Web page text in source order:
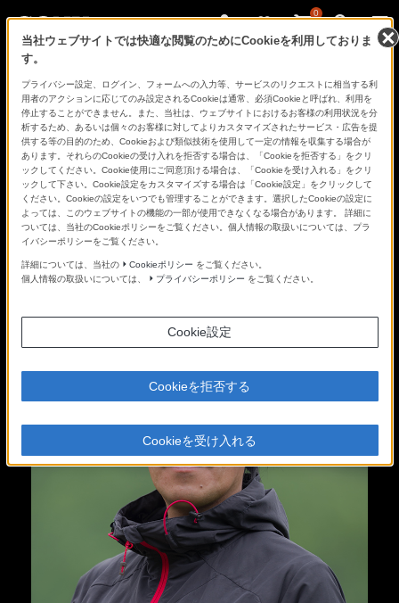
0
あ、
見
た
こ
と
の
な
い
世
界
へ。
α
Universe
PROFESSOR
プロフェッサー
当社ウェブサイトでは快適な閲覧のためにCookieを利用しておりま
す。
プライバシー設定、ログイン、フォームへの入力等、サービスのリクエストに相当する利
用者のアクションに応じてのみ設定されるCookieは通常、必須Cookieと呼ばれ、利用を
停止することができません。また、当社は、ウェブサイトにおけるお客様の利用状況を分
析するため、あるいは個々のお客様に対してよりカスタマイズされたサービス・広告を提
供する等の目的のため、Cookieおよび類似技術を使用して一定の情報を収集する場合が
あります。それらのCookieの受け入れを拒否する場合は、「Cookieを拒否する」をクリ
ックしてください。Cookie使用にご同意頂ける場合は、「Cookieを受け入れる」をクリ
ックして下さい。Cookie設定をカスタマイズする場合は「Cookie設定」をクリックして
ください。Cookieの設定をいつでも管理することができます。選択したCookieの設定に
よっては、このウェブサイトの機能の一部が使用できなくなる場合があります。 詳細に
ついては、当社のCookieポリシーをご覧ください。個人情報の取扱いについては、プラ
イバシーポリシーをご覧ください。
詳細については、当社の Cookieポリシー をご覧ください。
個人情報の取扱いについては、
プライバシーポリシー をご覧ください。
Cookie設定
Cookieを拒否する
Cookieを受け入れる